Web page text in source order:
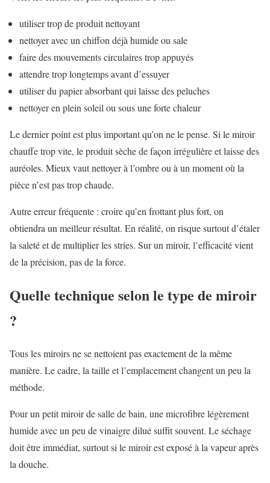
utiliser trop de produit nettoyant
nettoyer avec un chiffon déjà humide ou sale
faire des mouvements circulaires trop appuyés
attendre trop longtemps avant d’essuyer
utiliser du papier absorbant qui laisse des peluches
nettoyer en plein soleil ou sous une forte chaleur
Le dernier point est plus important qu’on ne le pense. Si le miroir
chauffe trop vite, le produit sèche de façon irrégulière et laisse des
auréoles. Mieux vaut nettoyer à l’ombre ou à un moment où la
pièce n’est pas trop chaude.
Autre erreur fréquente : croire qu’en frottant plus fort, on
obtiendra un meilleur résultat. En réalité, on risque surtout d’étaler
la saleté et de multiplier les stries. Sur un miroir, l’efficacité vient
de la précision, pas de la force.
Quelle technique selon le type de miroir
?
Tous les miroirs ne se nettoient pas exactement de la même
manière. Le cadre, la taille et l’emplacement changent un peu la
méthode.
Pour un petit miroir de salle de bain, une microfibre légèrement
humide avec un peu de vinaigre dilué suffit souvent. Le séchage
doit être immédiat, surtout si le miroir est exposé à la vapeur après
la douche.